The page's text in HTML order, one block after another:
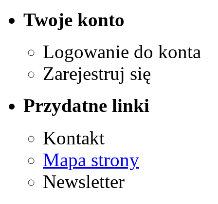
Twoje konto
Logowanie do konta
Zarejestruj się
Przydatne linki
Kontakt
Mapa strony
Newsletter